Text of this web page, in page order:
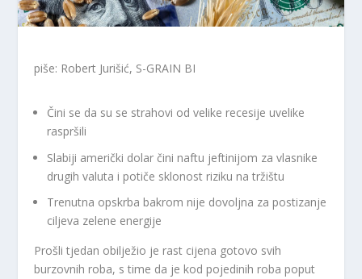
piše: Robert Jurišić, S-GRAIN BI
Čini se da su se strahovi od velike recesije uvelike
raspršili
Slabiji američki dolar čini naftu jeftinijom za vlasnike
drugih valuta i potiče sklonost riziku na tržištu
Trenutna opskrba bakrom nije dovoljna za postizanje
ciljeva zelene energije
Prošli tjedan obilježio je rast cijena gotovo svih
burzovnih roba, s time da je kod pojedinih roba poput